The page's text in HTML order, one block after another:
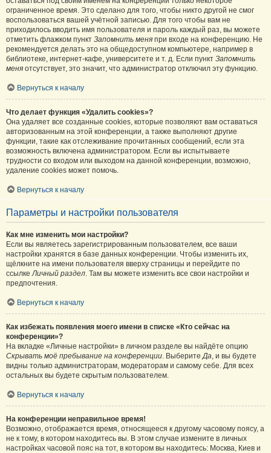
ограниченное время. Это сделано для того, чтобы никто другой не смог
воспользоваться вашей учётной записью. Для того чтобы вам не
приходилось вводить имя пользователя и пароль каждый раз, вы можете
отметить флажком пункт Запомнить меня при входе на конференцию. Не
рекомендуется делать это на общедоступном компьютере, например в
библиотеке, интернет-кафе, университете и т. д. Если пункт Запомнить
меня отсутствует, это значит, что администратор отключил эту функцию.
Вернуться к началу
Что делает функция «Удалить cookies»?
Она удаляет все созданные cookies, которые позволяют вам оставаться
авторизованным на этой конференции, а также выполняют другие
функции, такие как отслеживание прочитанных сообщений, если эта
возможность включена администратором. Если вы испытываете
трудности со входом или выходом на данной конференции, возможно,
удаление cookies может помочь.
Вернуться к началу
Параметры и настройки пользователя
Как мне изменить мои настройки?
Если вы являетесь зарегистрированным пользователем, все ваши
настройки хранятся в базе данных конференции. Чтобы изменить их,
щёлкните на имени пользователя вверху страницы и перейдите по
ссылкеЛичный раздел. Там вы можете изменить все свои настройки и
предпочтения.
Вернуться к началу
Как избежать появления моего имени в списке «Кто сейчас на
конференции»?
На вкладке «Личные настройки» в личном разделе вы найдёте опцию
Скрывать моё пребывание на конференции. ВыберитеДа, и вы будете
видны только администраторам, модераторам и самому себе. Для всех
остальных вы будете скрытым пользователем.
Вернуться к началу
На конференции неправильное время!
Возможно, отображается время, относящееся к другому часовому поясу, а
не к тому, в котором находитесь вы. В этом случае измените в личных
настройках часовой пояс на тот, в котором вы находитесь: Москва, Киев и